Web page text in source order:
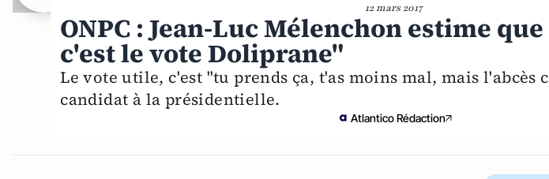
12 mars 2017
ONPC : Jean-Luc Mélenchon estime
c'est le vote Doliprane"
Le vote utile, c'est "tu prends ça, t'as moins mal, mais l'abcès
candidat à la présidentielle.
Atlantico Rédaction